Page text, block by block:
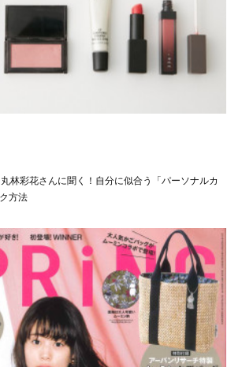
林彩花さんに聞く！自分に似合う「パーソナルカ
方法